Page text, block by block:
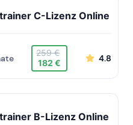
C-Lizenz Online
259 €
182 €
4.8
B-Lizenz Online